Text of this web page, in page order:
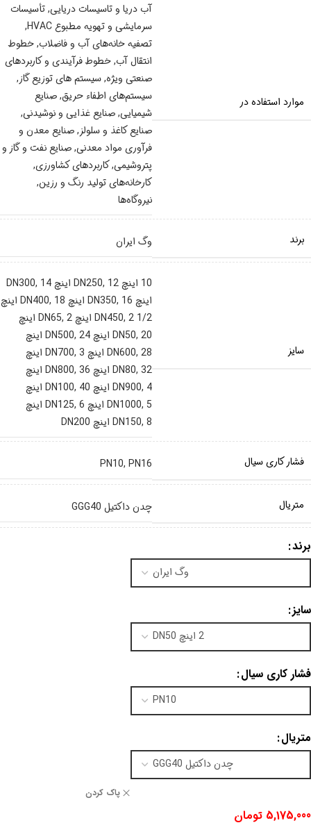
موارد استفاده در
آب دریا و تاسیسات دریایی,تأسیسات
سرمایشی و تهویه مطبوع HVAC
,
تصفیه خانه‌های آب و فاضلاب,خطوط
انتقال آب,خطوط فرآیندی و کاربردهای
صنعتی ویژه,سیستم‌ های توزیع گاز,
سیستم‌های اطفاء حریق,صنایع
شیمیایی,صنایع غذایی و نوشیدنی,
صنایع کاغذ و سلولز,صنایع معدن و
فرآوری مواد معدنی,صنایع نفت و گاز و
پتروشیمی,کاربردهای کشاورزی,
کارخانه‌های تولید رنگ و رزین,
نیروگاه‌ها
برند وگ ایران
سایز
10 اینچ DN250 , 12 اینچ DN300 , 14
اینچ DN350
, 16 اینچ DN400 ,
18 اینچ
DN450, 2 1/2 اینچ DN65 ,
2 اینچ
DN50, 20 اینچ DN500 ,
24 اینچ
DN600, 28 اینچ DN700 ,
3 اینچ
DN80, 32 اینچ DN800 ,
36 اینچ
DN900, 4 اینچ DN100 ,
40 اینچ
DN1000, 5 اینچ DN125 ,
6 اینچ
DN150, 8 اینچ DN200
فشار کاری سیال PN10, PN16
متریال چدن داکتیل GGG40
برند
سایز
فشار کاری سیال
متریال
پاک کردن
5,175,000 تومان